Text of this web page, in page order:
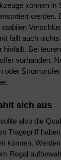
können in
werden.
fällt auch
hinfällt. Bei
vorhanden.
oder
sich aus
also die
Tragegriff
können.
Regal